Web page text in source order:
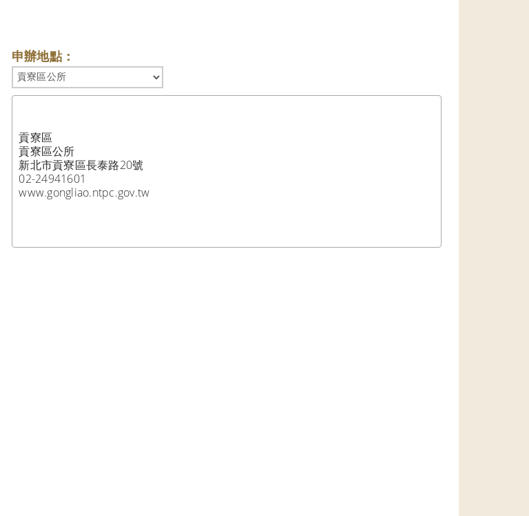
申辦地點：
貢寮區
貢寮區公所
新北市貢寮區長泰路20號
02-24941601